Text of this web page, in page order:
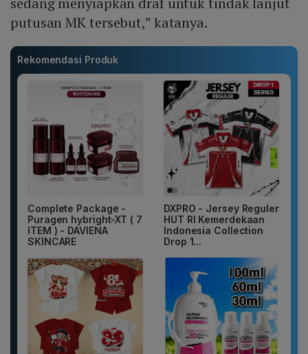
putusan MK tersebut,” katanya.
Rekomendasi Produk
Complete Package -
Puragen hybright-XT ( 7
ITEM ) - DAVIENA
SKINCARE
DXPRO - Jersey Reguler
HUT RI Kemerdekaan
Indonesia Collection
Drop 1...